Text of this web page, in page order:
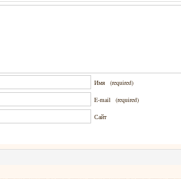
Имя (required)
E-mail (required)
Сайт